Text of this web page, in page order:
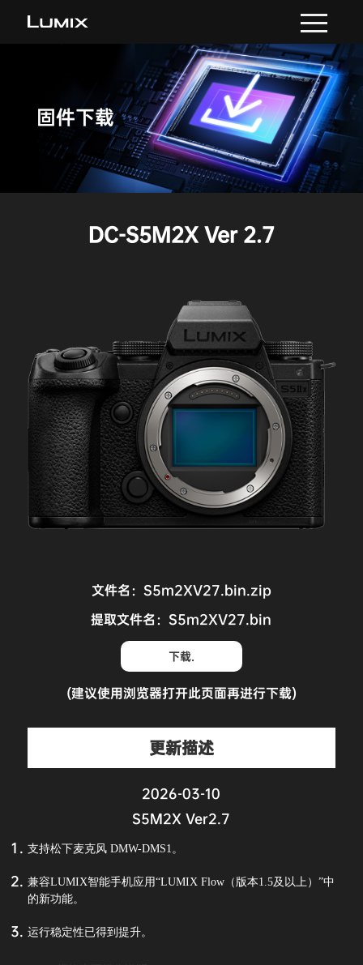
固件下载
DC-S5M2X Ver 2.7
文件名：S5m2XV27.bin.zip
提取文件名：S5m2XV27.bin
下载.
(建议使用浏览器打开此页面再进行下载)
更新描述
2026-03-10
S5M2X Ver2.7
支持松下麦克风 DMW-DMS1。
兼容LUMIX智能手机应用“LUMIX Flow（版本1.5及以上）”中
的新功能。
运行稳定性已得到提升。